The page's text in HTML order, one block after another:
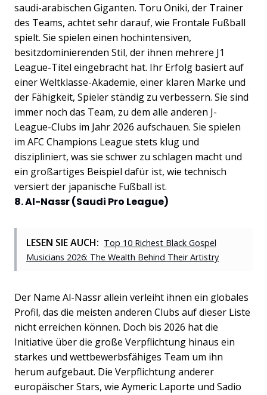
saudi-arabischen Giganten. Toru Oniki, der Trainer
des Teams, achtet sehr darauf, wie Frontale Fußball
spielt. Sie spielen einen hochintensiven,
besitzdominierenden Stil, der ihnen mehrere J1
League-Titel eingebracht hat. Ihr Erfolg basiert auf
einer Weltklasse-Akademie, einer klaren Marke und
der Fähigkeit, Spieler ständig zu verbessern. Sie sind
immer noch das Team, zu dem alle anderen J-
League-Clubs im Jahr 2026 aufschauen. Sie spielen
im AFC Champions League stets klug und
diszipliniert, was sie schwer zu schlagen macht und
ein großartiges Beispiel dafür ist, wie technisch
versiert der japanische Fußball ist.
8. Al-Nassr (Saudi Pro League)
LESEN SIE AUCH: Top 10 Richest Black Gospel
Musicians 2026: The Wealth Behind Their Artistry
Der Name Al-Nassr allein verleiht ihnen ein globales
Profil, das die meisten anderen Clubs auf dieser Liste
nicht erreichen können. Doch bis 2026 hat die
Initiative über die große Verpflichtung hinaus ein
starkes und wettbewerbsfähiges Team um ihn
herum aufgebaut. Die Verpflichtung anderer
europäischer Stars, wie Aymeric Laporte und Sadio